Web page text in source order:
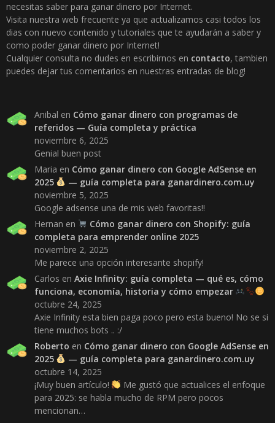
necesitas saber para ganar dinero por Internet.
Visita nuestra web frecuente ya que actualizamos casi todos los
dias con nuevo contenido y tutoriales que te ayudarán a saber y
como poder ganar dinero por Internet!
Cualquier consulta no dudes en escribirnos en contacto, tambien
puedes dejar tus comentarios en nuestras entradas de blog!
Anibal en Cómo ganar dinero con programas de
referidos — Guía completa y práctica
noviembre 6, 2025
Genial buen post
Maria en Cómo ganar dinero con Google AdSense en
2025
— guía completa para ganardinero.com.uy
noviembre 5, 2025
Google adsense una de mis web favoritas!!
Hernan en
Cómo ganar dinero con Shopify: guía
completa para emprender online 2025
noviembre 2, 2025
Me parece una opción interesante shopify!
Carlos en Axie Infinity: guía completa — qué es, cómo
funciona, economía, historia y cómo empezar
octubre 24, 2025
Axie Infinity esta bien paga poco pero esta bueno! No se si
tiene muchos bots .. :/
Roberto en Cómo ganar dinero con Google AdSense en
2025
— guía completa para ganardinero.com.uy
octubre 14, 2025
¡Muy buen artículo!
Me gustó que actualices el enfoque
para 2025: se habla mucho de RPM pero pocos
mencionan…